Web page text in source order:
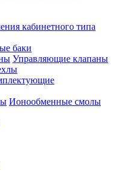
кабинетного типа
баки
Управляющие клапаны
Ионообменные смолы